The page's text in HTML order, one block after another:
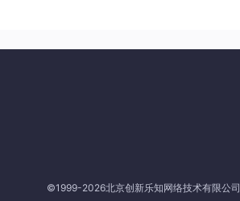
©1999-2026北京创新乐知网络技术有限公司